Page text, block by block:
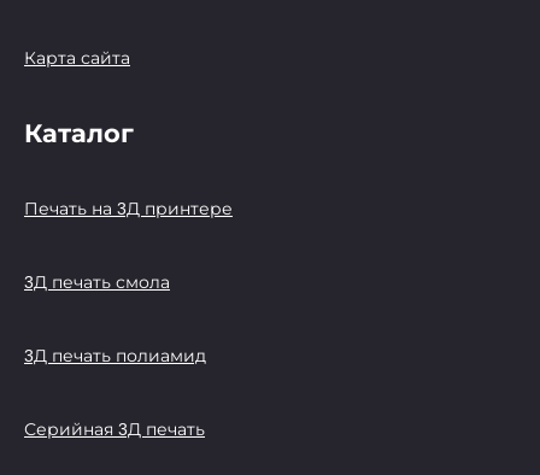
Карта сайта
Каталог
Печать на 3Д принтере
3Д печать смола
3Д печать полиамид
Серийная 3Д печать